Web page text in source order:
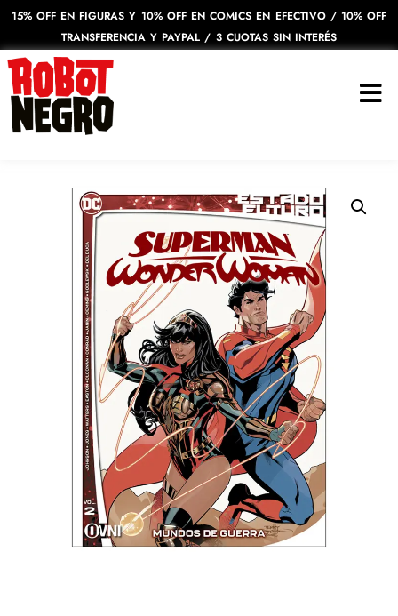
15% OFF EN FIGURAS Y 10% OFF EN COMICS EN EFECTIVO / 10% OFF
TRANSFERENCIA Y PAYPAL / 3 CUOTAS SIN INTERÉS